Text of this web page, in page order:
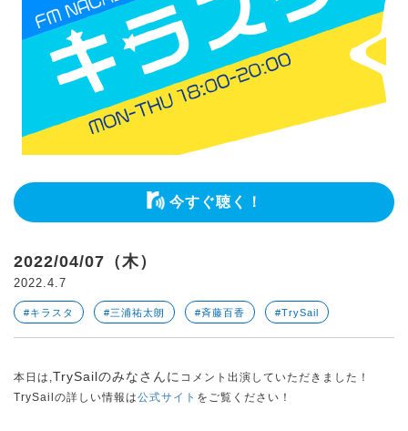
今すぐ聴く！
2022/04/07（木）
2022.4.7
#キラスタ #三浦祐太朗 #斉藤百香 #TrySail
本日は,TrySailのみなさんに コメント出演していただきました！
TrySailの詳しい情報は公式サイト をご覧ください！